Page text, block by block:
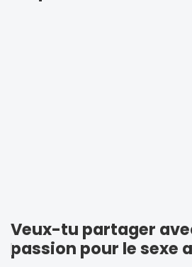
Veux-tu partager
passion pour le sexe